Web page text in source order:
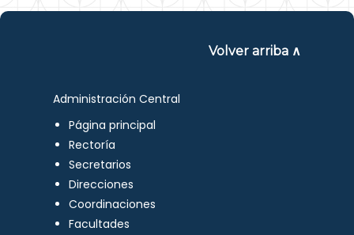
Volver arriba ∧
Administración Central
Página principal
Rectoría
Secretarios
Direcciones
Coordinaciones
Facultades